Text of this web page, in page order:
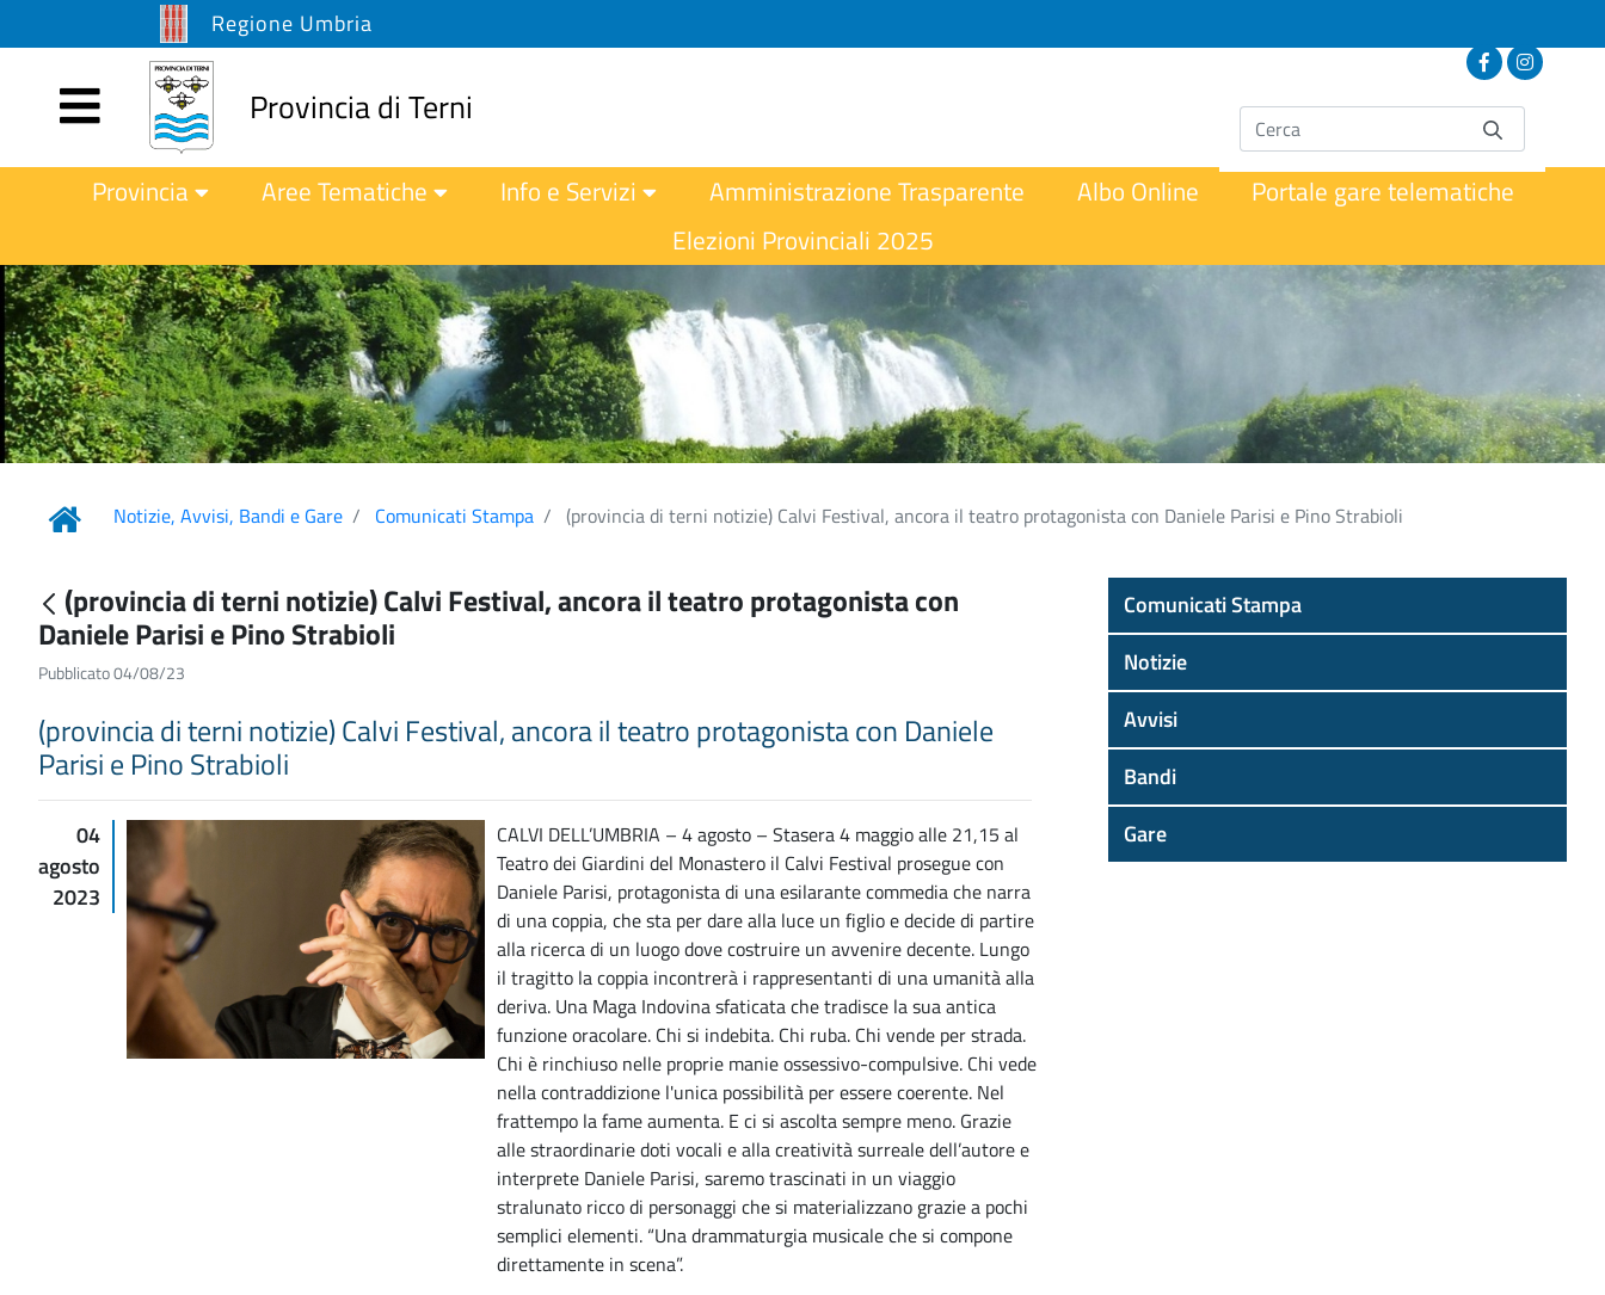
Regione Umbria
Provincia di Terni
Provincia Aree Tematiche Info e Servizi Amministrazione Trasparente Albo Online
Portale gare telematiche
Elezioni Provinciali 2025
Notizie, Avvisi, Bandi e Gare Comunicati Stampa (provincia di terni notizie) Calvi Festival, ancora il teatro protagonista con Daniele Parisi e Pino Strabioli
(provincia di terni notizie) Calvi Festival, ancora il teatro protagonista con
Daniele Parisi e Pino Strabioli
Pubblicato 04/08/23
(provincia di terni notizie) Calvi Festival, ancora il teatro protagonista con Daniele
Parisi e Pino Strabioli
04
agosto
2023
CALVI DELL’UMBRIA – 4 agosto – Stasera 4 maggio alle 21,15 al
Teatro dei Giardini del Monastero il Calvi Festival prosegue con
Daniele Parisi, protagonista di una esilarante commedia che narra
di una coppia, che sta per dare alla luce un figlio e decide di partire
alla ricerca di un luogo dove costruire un avvenire decente. Lungo
il tragitto la coppia incontrerà i rappresentanti di una umanità alla
deriva. Una Maga Indovina sfaticata che tradisce la sua antica
funzione oracolare. Chi si indebita. Chi ruba. Chi vende per strada.
Chi è rinchiuso nelle proprie manie ossessivo-compulsive. Chi vede
nella contraddizione l'unica possibilità per essere coerente. Nel
frattempo la fame aumenta. E ci si ascolta sempre meno. Grazie
alle straordinarie doti vocali e alla creatività surreale dell’autore e
interprete Daniele Parisi, saremo trascinati in un viaggio
stralunato ricco di personaggi che si materializzano grazie a pochi
semplici elementi. “Una drammaturgia musicale che si compone
direttamente in scena”.
Comunicati Stampa
Notizie
Avvisi
Bandi
Gare